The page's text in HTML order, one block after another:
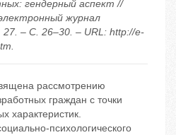
гендерный аспект //
журнал
– С. 26–30. – URL: http://e-
рассмотрению
граждан с точки
характеристик.
психологического